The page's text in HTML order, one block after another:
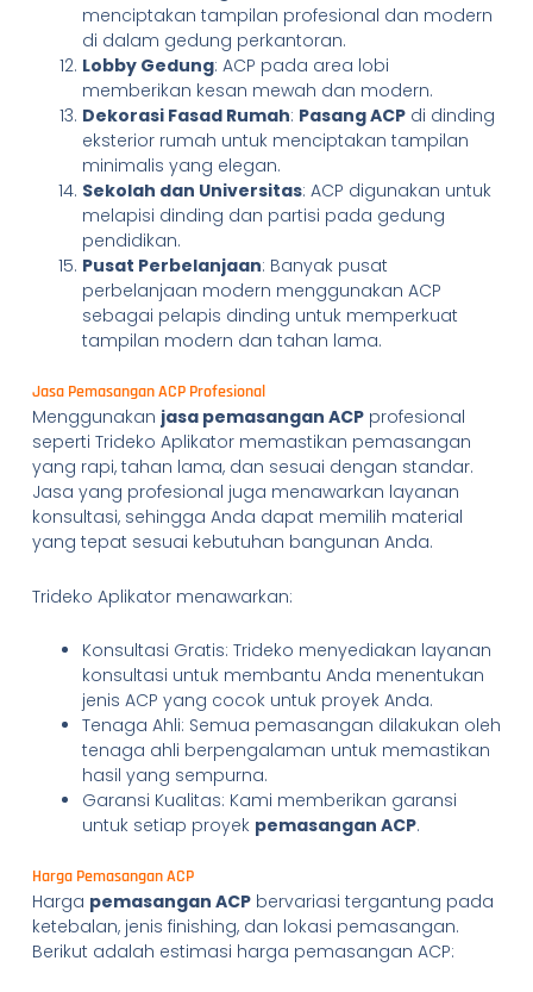
menciptakan tampilan profesional dan modern
di dalam gedung perkantoran.
Lobby Gedung: ACP pada area lobi
memberikan kesan mewah dan modern.
Dekorasi Fasad Rumah: Pasang ACPdi dinding
eksterior rumah untuk menciptakan tampilan
minimalis yang elegan.
Sekolah dan Universitas: ACP digunakan untuk
melapisi dinding dan partisi pada gedung
pendidikan.
Pusat Perbelanjaan: Banyak pusat
perbelanjaan modern menggunakan ACP
sebagai pelapis dinding untuk memperkuat
tampilan modern dan tahan lama.
Jasa Pemasangan ACP Profesional
Menggunakan jasa pemasangan ACPprofesional
seperti Trideko Aplikator memastikan pemasangan
yang rapi, tahan lama, dan sesuai dengan standar.
Jasa yang profesional juga menawarkan layanan
konsultasi, sehingga Anda dapat memilih material
yang tepat sesuai kebutuhan bangunan Anda.
Trideko Aplikator menawarkan:
Konsultasi Gratis: Trideko menyediakan layanan
konsultasi untuk membantu Anda menentukan
jenis ACP yang cocok untuk proyek Anda.
Tenaga Ahli: Semua pemasangan dilakukan oleh
tenaga ahli berpengalaman untuk memastikan
hasil yang sempurna.
Garansi Kualitas: Kami memberikan garansi
untuk setiap proyek pemasangan ACP.
Harga Pemasangan ACP
Harga pemasangan ACPbervariasi tergantung pada
ketebalan, jenis finishing, dan lokasi pemasangan.
Berikut adalah estimasi harga pemasangan ACP: